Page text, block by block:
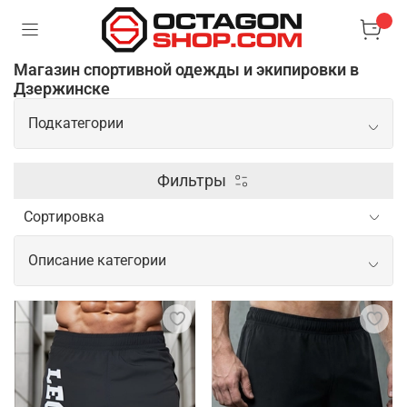
Магазин спортивной одежды и экипировки в
Дзержинске
Подкатегории
Одежда
Обувь
Аксессуары
Фильтры
Описание категории
Спортивная одежда и экипировка для
профессионального спорта, ММА и
единоборств
Профессиональная одежда и экипировка для